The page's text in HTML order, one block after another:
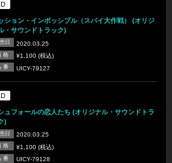
ション・インポッシブル（スパイ大作戦） (オリジ
・サウンドトラック)
日 2020.03.25
格 ¥1,100 (税込)
番 UICY-79127
ュフォールの恋人たち (オリジナル・サウンドトラ
)
日 2020.03.25
格 ¥1,100 (税込)
番 UICY-79128